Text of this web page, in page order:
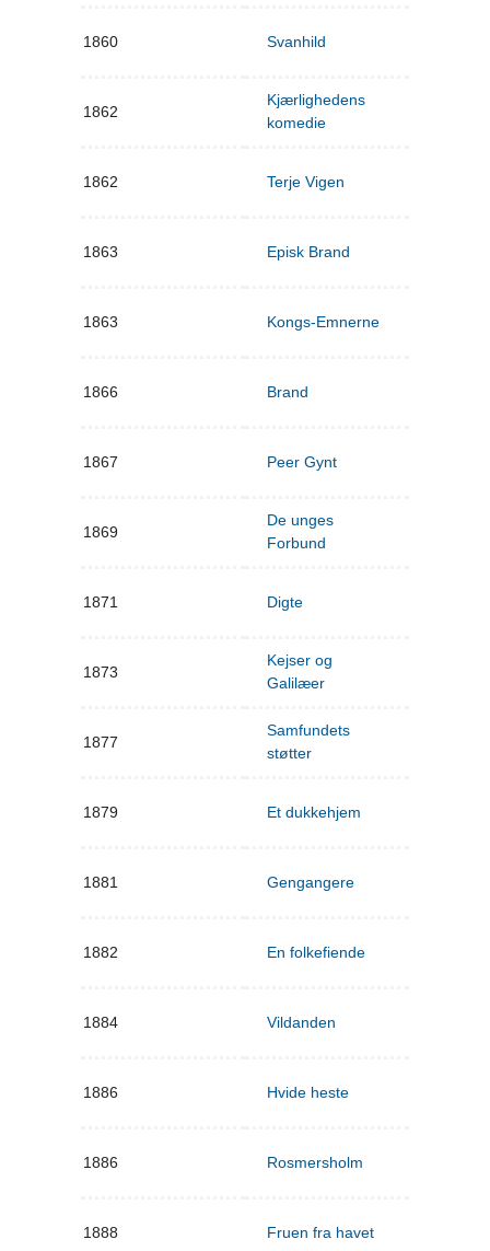
1860 Svanhild
1862
Kjærlighedens
komedie
1862 Terje Vigen
1863 Episk Brand
1863 Kongs-Emnerne
1866 Brand
1867 Peer Gynt
1869
De unges
Forbund
1871 Digte
1873
Kejser og
Galilæer
1877
Samfundets
støtter
1879 Et dukkehjem
1881 Gengangere
1882 En folkefiende
1884 Vildanden
1886 Hvide heste
1886 Rosmersholm
1888 Fruen fra havet